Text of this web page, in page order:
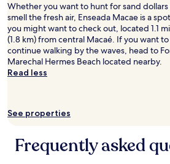
Whether you want to hunt for sand dollars
smell the fresh air, Enseada Macae is a spot
you might want to check out, located 1.1 mi
(1.8 km) from central Macaé. If you want to
continue walking by the waves, head to
Marechal Hermes Beach located nearby.
Read less
See properties
Frequently asked